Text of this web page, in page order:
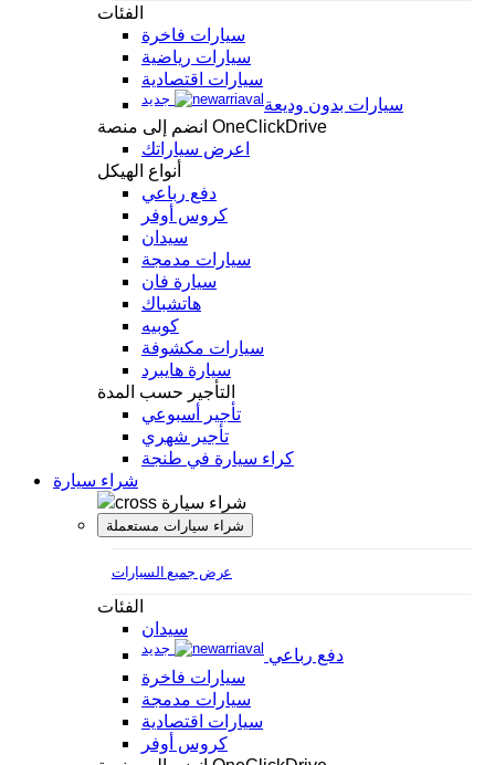
الفئات
سيارات فاخرة
سيارات رياضية
سيارات اقتصادية
سيارات بدون وديعة
جديد
انضم إلى منصة OneClickDrive
اعرض سياراتك
أنواع الهيكل
دفع رباعي
كروس أوفر
سيدان
سيارات مدمجة
سيارة فان
هاتشباك
كوبيه
سيارات مكشوفة
سيارة هايبرد
التأجير حسب المدة
تأجير أسبوعي
تأجير شهري
كراء سيارة في طنجة
شراء سيارة
شراء سيارة
شراء سيارات مستعملة
عرض جميع السيارات
الفئات
سيدان
دفع رباعي
جديد
سيارات فاخرة
سيارات مدمجة
سيارات اقتصادية
كروس أوفر